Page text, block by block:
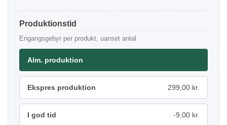
Produktionstid
Engangsgebyr per produkt, uanset antal
Alm. produktion
Ekspres produktion 299,00 kr.
I god tid -9,00 kr.